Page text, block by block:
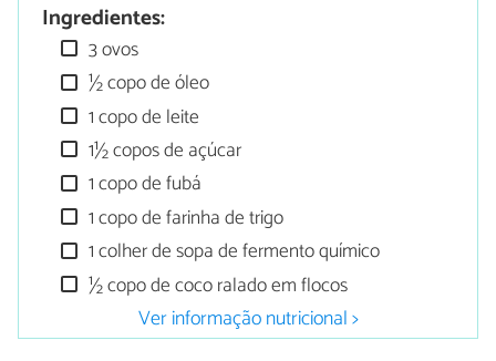
Ingredientes:
3 ovos
½ copo de óleo
1 copo de leite
1½ copos de açúcar
1 copo de fubá
1 copo de farinha de trigo
1 colher de sopa de fermento químico
½ copo de coco ralado em flocos
Ver informação nutricional >